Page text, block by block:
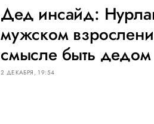
Дед инсайд:
мужском
смысле быть дедом
2 ДЕКАБРЯ, 19:54